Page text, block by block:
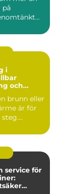
på
i
och
brunn eller
är för
service för